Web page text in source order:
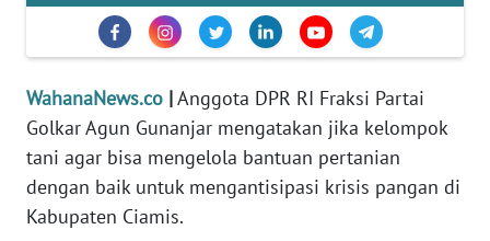
WahanaNews.co |Anggota DPR RI Fraksi Partai
Golkar Agun Gunanjar mengatakan jika kelompok
tani agar bisa mengelola bantuan pertanian
dengan baik untuk mengantisipasi krisis pangan di
Kabupaten Ciamis.
EDITORIAL
INDEKS
BERITA
KONTAK
KAMI